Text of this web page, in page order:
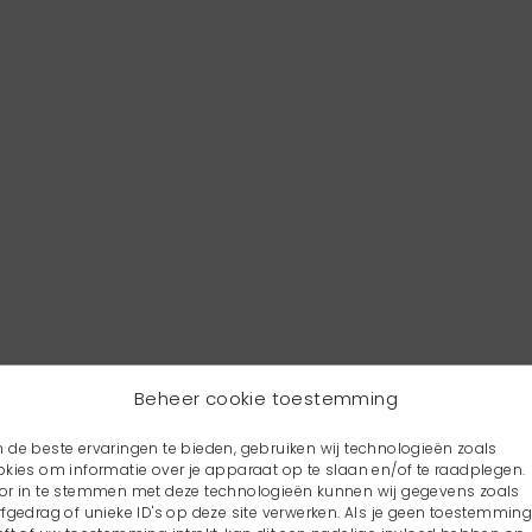
Beheer cookie toestemming
de beste ervaringen te bieden, gebruiken wij technologieën zoals
om informatie over je apparaat op te slaan en/of te raadplegen.
in te stemmen met deze technologieën kunnen wij gegevens zoals
of unieke ID's op deze site verwerken. Als je geen toestemming